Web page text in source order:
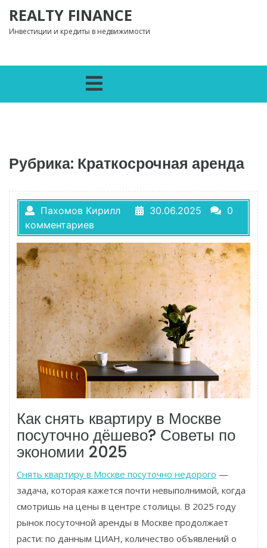
REALTY FINANCE
Инвестиции и кредиты в недвижимости
Рубрика: Краткосрочная аренда
Пахомов Кирилл 30.06.2025
0
комментариев
Как снять квартиру в Москве
посуточно дёшево? Советы по
экономии 2025
Снять квартиру в Москве посуточно недорого —
задача, которая кажется почти невыполнимой, когда
смотришь на цены в центре столицы. В 2025 году
рынок посуточной аренды в Москве продолжает
расти: по данным ЦИАН, количество объявлений о